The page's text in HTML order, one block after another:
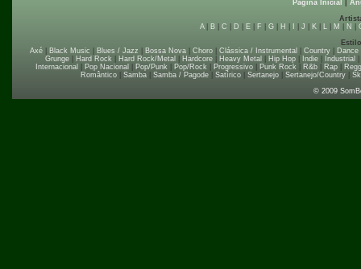
Página Inicial
A| B| C D E| F G| H J K| L| M N
Axé
Black Music Blues / Jazz Bossa Nova Choro Clássica / Instrumental Country Dance
Grunge| Hard Rock| Hard Rock/Metal Hardcore| Heavy Metal Hip Hop| Indie| Industrial
Internacional
Pop Nacional Pop/Punk| Pop/Rock| Progressivo| Punk Rock| R&b| Rap|
Romântico| Samba| Samba / Pagode| Satírico| Sertanejo| Sertanejo/Country|
© 2009